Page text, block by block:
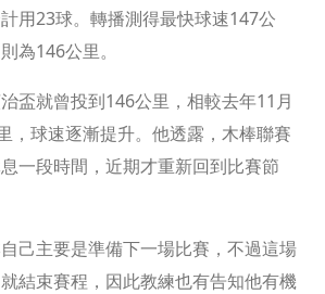
用23球。轉播測得最快球速147公
為146公里。
盃就曾投到146公里，相較去年11月
，球速逐漸提升。他透露，木棒聯賽
一段時間，近期才重新回到比賽節
己主要是準備下一場比賽，不過這場
結束賽程，因此教練也有告知他有機